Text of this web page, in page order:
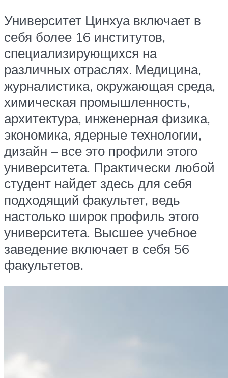
Университет Цинхуа включает в
себя более 16 институтов,
специализирующихся на
различных отраслях. Медицина,
журналистика, окружающая среда,
химическая промышленность,
архитектура, инженерная физика,
экономика, ядерные технологии,
дизайн – все это профили этого
университета. Практически любой
студент найдет здесь для себя
подходящий факультет, ведь
настолько широк профиль этого
университета. Высшее учебное
заведение включает в себя 56
факультетов.